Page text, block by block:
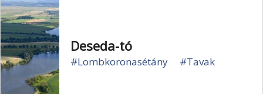
Deseda-tó
#Lombkoronasétány #Tavak